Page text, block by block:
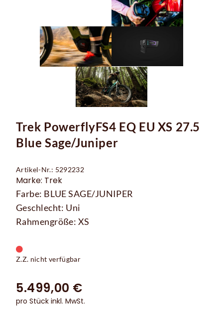
Trek PowerflyFS4 EQ EU XS 27.5
Blue Sage/Juniper
Artikel-Nr.: 5292232
Marke: Trek
Farbe: BLUE SAGE/JUNIPER
Geschlecht: Uni
Rahmengröße: XS
Z.Z. nicht verfügbar
5.499,00 €
pro Stück inkl. MwSt.